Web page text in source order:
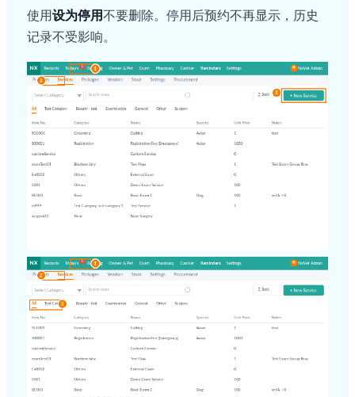
使用设为停用不要删除。停用后预约不再显示，历史
记录不受影响。